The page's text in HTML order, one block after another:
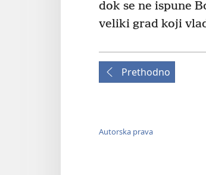
dok se ne ispune
veliki grad koji
Prethodno
Autorska prava